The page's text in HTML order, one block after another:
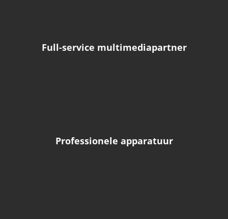
Full-service multimediapartner
Professionele apparatuur